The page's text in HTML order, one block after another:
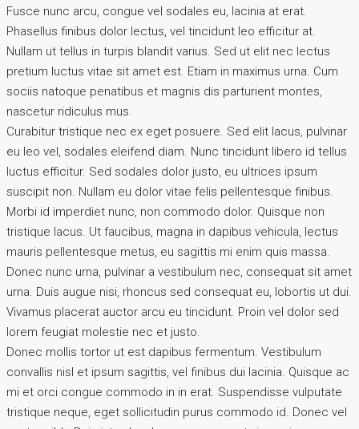
Fusce nunc arcu, congue vel sodales eu, lacinia at erat.
Phasellus finibus dolor lectus, vel tincidunt leo efficitur at.
Nullam ut tellus in turpis blandit varius. Sed ut elit nec lectus
pretium luctus vitae sit amet est. Etiam in maximus urna. Cum
sociis natoque penatibus et magnis dis parturient montes,
nascetur ridiculus mus.
Curabitur tristique nec ex eget posuere. Sed elit lacus, pulvinar
eu leo vel, sodales eleifend diam. Nunc tincidunt libero id tellus
luctus efficitur. Sed sodales dolor justo, eu ultrices ipsum
suscipit non. Nullam eu dolor vitae felis pellentesque finibus.
Morbi id imperdiet nunc, non commodo dolor. Quisque non
tristique lacus. Ut faucibus, magna in dapibus vehicula, lectus
mauris pellentesque metus, eu sagittis mi enim quis massa.
Donec nunc urna, pulvinar a vestibulum nec, consequat sit amet
urna. Duis augue nisi, rhoncus sed consequat eu, lobortis ut dui.
Vivamus placerat auctor arcu eu tincidunt. Proin vel dolor sed
lorem feugiat molestie nec et justo.
Donec mollis tortor ut est dapibus fermentum. Vestibulum
convallis nisl et ipsum sagittis, vel finibus dui lacinia. Quisque ac
mi et orci congue commodo in in erat. Suspendisse vulputate
tristique neque, eget sollicitudin purus commodo id. Donec vel